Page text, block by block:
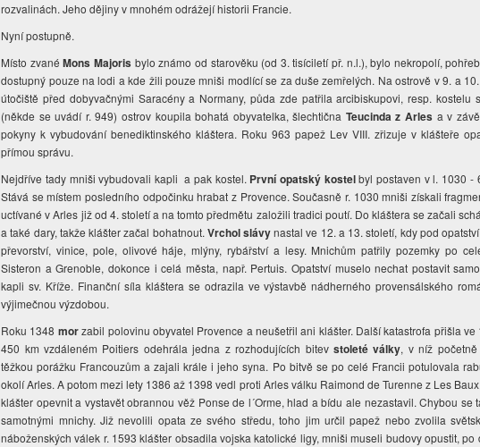
rozvalinách. Jeho dějiny v mnohém odrážejí historii Francie.
Nyní postupně.
Místo zvanéMons Majoris bylo známo od starověku (od 3. tisíciletí př. n.l.), bylo nekropolí,
dostupný pouze na lodi a kde žili pouze mniši modlící se za duše zemřelých. Na ostrově v 9. a
útočiště před dobyvačnými Saracény a Normany, půda zde patřila arcibiskupovi, resp. kostelu
(někde se uvádí r. 949) ostrov koupila bohatá obyvatelka, šlechtična Teucinda z Arles a v
pokyny k vybudování benediktinského kláštera. Roku 963 papež Lev VIII. zřizuje v klášteře
přímou správu.
Nejdříve tady mniši vybudovali kapli a pak kostel. První opatský kostelbyl postaven v l. 1030 -
Stává se místem posledního odpočinku hrabat z Provence. Současně r. 1030 mniši získali
uctívané v Arles již od 4. století a na tomto předmětu založili tradici poutí. Do kláštera se začali
a také dary, takže klášter začal bohatnout. Vrchol slávynastal ve 12. a 13. století, kdy pod
převorství, vinice, pole, olivové háje, mlýny, rybářství a lesy. Mnichům patřily pozemky po
Sisteron a Grenoble, dokonce i celá města, např. Pertuis. Opatství muselo nechat postavit
kapli sv. Kříže. Finanční síla kláštera se odrazila ve výstavbě nádherného provensálského
výjimečnou výzdobou.
Roku 1348 morzabil polovinu obyvatel Provence a neušetřil ani klášter. Další katastrofa přišla ve
450 km vzdáleném Poitiers odehrála jedna z rozhodujících bitev stoleté války, v níž
těžkou porážku Francouzům a zajali krále i jeho syna. Po bitvě se po celé Francii potulovala
okolí Arles. A potom mezi lety 1386 až 1398 vedl proti Arles válku Raimond de Turenne z Les
klášter opevnit a vystavět obrannou věž Ponse de l´Orme, hlad a bídu ale nezastavil. Chybou se
samotnými mnichy. Již nevolili opata ze svého středu, toho jim určil papež nebo zvolila
náboženských válek r. 1593 klášter obsadila vojska katolické ligy, mniši museli budovy opustit, po